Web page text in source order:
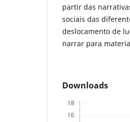
partir das
sociais das
deslocamento de
narrar para
Downloads